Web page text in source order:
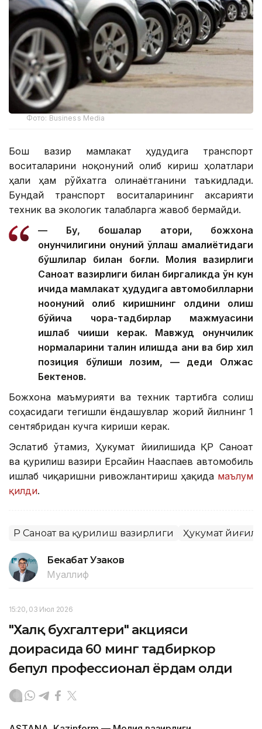
Фото: Business Media
Бош вазир мамлакат ҳудудига транспорт
воситаларини ноқонуний олиб кириш ҳолатлари
ҳали ҳам рўйхатга олинаётганини таъкидлади.
Бундай транспорт воситаларининг аксарияти
техник ва экологик талабларга жавоб бермайди.
— Бу, бошқалар қатори, божхона
қонунчилигини қонуний қўллаш амалиётидаги
бўшлиқлар билан боғлиқ. Молия вазирлиги
Саноат вазирлиги билан биргаликда ўн кун
ичида мамлакат ҳудудига автомобилларни
ноқонуний олиб киришнинг олдини олиш
бўйича чора-тадбирлар мажмуасини
ишлаб чиқиши керак. Мавжуд қонунчилик
нормаларини талқин қилишда аниқ ва бир хил
позиция бўлиши лозим, — деди Олжас
Бектенов.
Божхона маъмурияти ва техник тартибга солиш
соҳасидаги тегишли ёндашувлар жорий йилнинг 1
сентябридан кучга кириши керак.
Эслатиб ўтамиз, Ҳукумат йиғилишида ҚР Саноат
ва қурилиш вазири Ерсайин Нағаспаев автомобиль
ишлаб чиқаришни ривожлантириш ҳақида маълум
қилди.
ҚР Саноат ва қурилиш вазирлиги Ҳукумат
Бекабат Узаков
Муаллиф
15:20, 03 Июл 2026
"Халқ бухгалтери" акцияси
доирасида 60 минг тадбиркор
бепул профессионал ёрдам олди